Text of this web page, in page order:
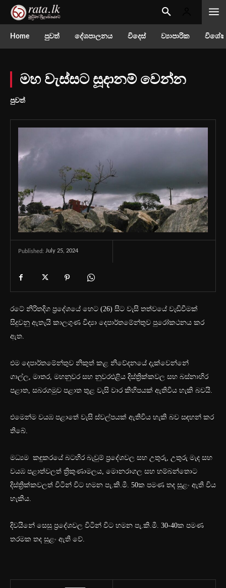
Home පුවත් දේශපාලනය විදෙස් ව්‍යාපාරික
මහ වැස්සට සූදානම් වෙන්න
පුවත්
Published: July 25, 2024
රටේ නිරිතදිග ප්‍රදේශයේ හෙට (26) සිට වැසි තත්වයේ වැඩිවීමක්
සිදුවනු ඇතැයි කාලගුණ විද්‍යා දෙපාර්තමේන්තුව පුරෝකථනය කර
ඇත.
එම දෙපාර්තමේන්තුව නිකුත් කළ නිවේදනයේ දැක්වෙන්නේ
ගාල්ල, මාතර, මහනුවර සහ නුවරඑළිය දිස්ත්‍රික්කවල සහ බස්නාහිර
පළාත, සබරගමුව පළාත තුළ වැසි වාර කිහිපයක් ඇතිවිය හැකි බවයි.
එමෙන්ම වයඹ පළාතේ වැසි ස්වල්පයක් ඇතිවිය හැකි බව සඳහන් කර
තිබේ.
මධ්‍යම කඳුකරයේ බටහිර බැවුම් ප්‍රදේශවල සහ උතුරු, උතුරු මැද සහ
වයඹ පළාත්වලත් ත්‍රිකුණාමලය, මොනරාගල සහ හම්බන්තොට
දිස්ත්‍රික්කවලත් විටින් විට හමන පැ.කි.මී. 50ක පමණ තද සුළං ඇති විය
හැකිය.
දිවයිනේ සෙසු ප්‍රදේශවල විටින් විට හමන පැ.කි.මී. 30-40ක පමණ
තරමක තද සුළං ඇති වේ.